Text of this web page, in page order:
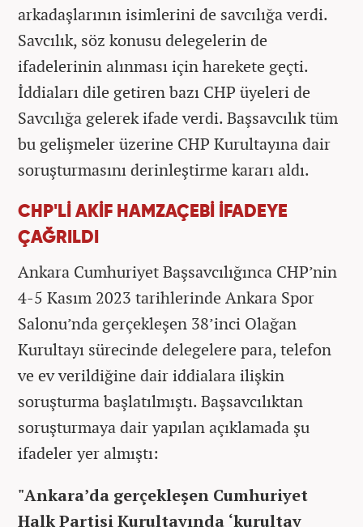
arkadaşlarının isimlerini de savcılığa verdi.
Savcılık, söz konusu delegelerin de
ifadelerinin alınması için harekete geçti.
İddiaları dile getiren bazı CHP üyeleri de
Savcılığa gelerek ifade verdi. Başsavcılık tüm
bu gelişmeler üzerine CHP Kurultayına dair
soruşturmasını derinleştirme kararı aldı.
CHP'Lİ AKİF HAMZAÇEBİ İFADEYE
ÇAĞRILDI
Ankara Cumhuriyet Başsavcılığınca CHP’nin
4-5 Kasım 2023 tarihlerinde Ankara Spor
Salonu’nda gerçekleşen 38’inci Olağan
Kurultayı sürecinde delegelere para, telefon
ve ev verildiğine dair iddialara ilişkin
soruşturma başlatılmıştı. Başsavcılıktan
soruşturmaya dair yapılan açıklamada şu
ifadeler yer almıştı:
"Ankara’da gerçekleşen Cumhuriyet
Halk Partisi Kurultayında ‘kurultay